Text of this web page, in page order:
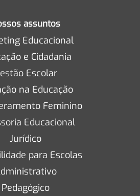
assuntos
Educacional
e Cidadania
Escolar
na Educação
Feminino
Educacional
Jurídico
para Escolas
Pedagógico